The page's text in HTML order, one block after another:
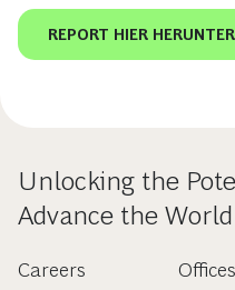
REPORT HIER
Unlocking the
Advance the World
Careers
Offices